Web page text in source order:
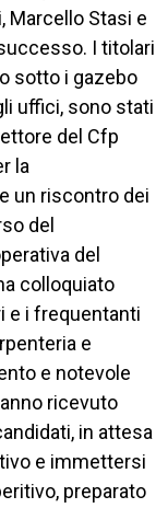
Marcello Stasi e
I titolari
sotto i gazebo
uffici, sono stati
del Cfp
la
un riscontro dei
del
del
colloquiato
e i frequentanti
e
e notevole
ricevuto
in attesa
e immettersi
preparato